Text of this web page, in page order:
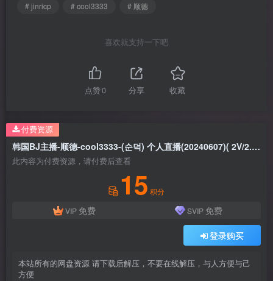
# jinricp
# cool3333 # 顺德
喜欢就支持一下吧
点赞0 分享 收藏
韩国BJ主播-顺德-cool3333-(순덕) 个人直播(20240607)( 2V/2.22G )
此内容为付费资源，请付费后查看
15 积分
VIP 免费 SVIP 免费
登录购买
本站所有的网盘资源 请下载后解压，不要在线解压，与人方便与己
方便
付费资源